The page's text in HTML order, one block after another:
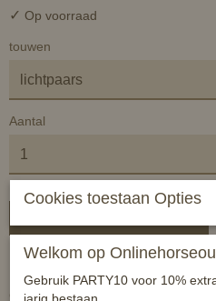
✓ Op voorraad
touwen
Aantal
Halstertouwen in diverse kleuren.
Geef bij de bestelling in de
Cookies toestaan Opties
Welkom op
Gebruik PARTY10 voor 10%